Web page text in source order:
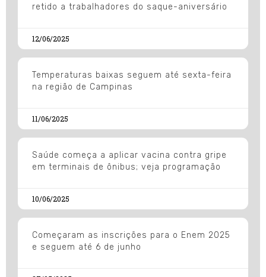
retido a trabalhadores do saque-aniversário
12/06/2025
Temperaturas baixas seguem até sexta-feira
na região de Campinas
11/06/2025
Saúde começa a aplicar vacina contra gripe
em terminais de ônibus; veja programação
10/06/2025
Começaram as inscrições para o Enem 2025
e seguem até 6 de junho